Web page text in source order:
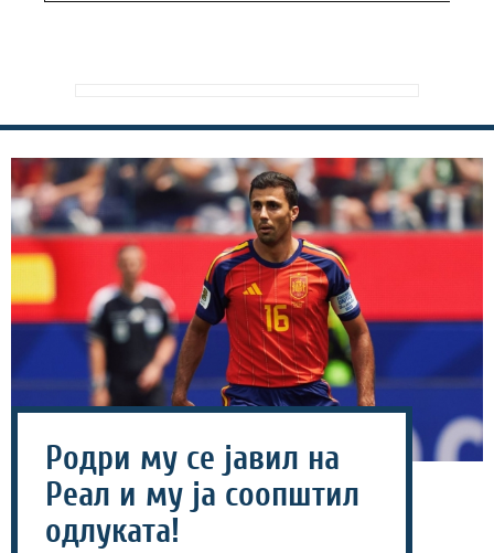
Родри му се јавил на
Реал и му ја соопштил
одлуката!